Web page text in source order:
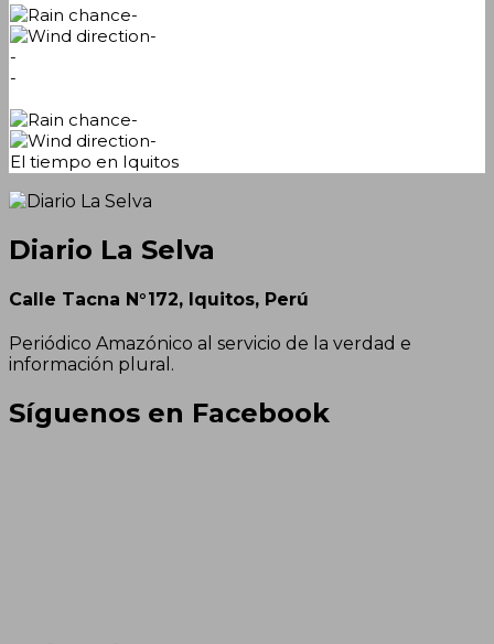
-
-
-
-
-
-
El tiempo en Iquitos
Diario La Selva
Calle Tacna N°172, Iquitos, Perú
Periódico Amazónico al servicio de la verdad e
información plural.
Síguenos en Facebook